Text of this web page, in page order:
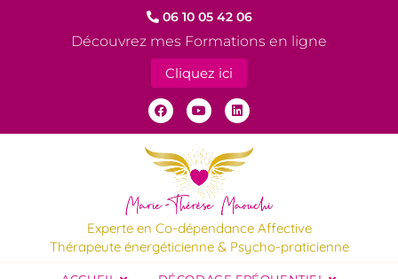
06 10 05 42 06
Découvrez mes Formations en ligne
Cliquez ici
Experte en Co-dépendance Affective
Thérapeute énergéticienne & Psycho-praticienne